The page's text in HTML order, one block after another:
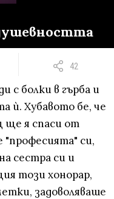
42
с болки в гърба и
ѝ. Хубавото бе, че
ще я спаси от
"професията" си,
сестра си и
този хонорар,
задоволяваше